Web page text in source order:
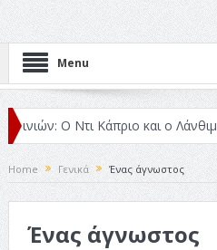
Menu
Ο Ντι Κάπριο και ο Λάνθιμος
Home Γενικά Ένας άγνωστος
Ένας άγνωστος